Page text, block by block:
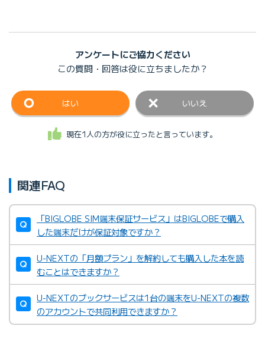
アンケートにご協力ください
この質問・回答は役に立ちましたか？
はい いいえ
現在1人の方が役に立ったと言っています。
関連FAQ
「BIGLOBE SIM端末保証サービス」はBIGLOBEで購入
した端末だけが保証対象ですか？
U-NEXTの「月額プラン」を解約しても購入した本を読
むことはできますか？
U-NEXTのブックサービスは1台の端末をU-NEXTの複数
のアカウントで共同利用できますか？